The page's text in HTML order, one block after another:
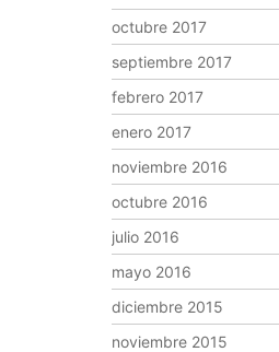
octubre 2017
septiembre 2017
febrero 2017
enero 2017
noviembre 2016
octubre 2016
julio 2016
mayo 2016
diciembre 2015
noviembre 2015